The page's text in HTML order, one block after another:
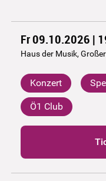
Fr 09.10.2026 |
Haus der Musik, Großer
Konzert
Ö1 Club